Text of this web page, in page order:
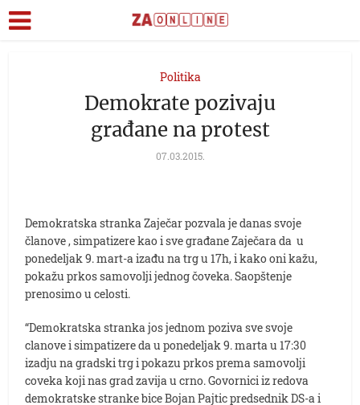
Politika
Demokrate pozivaju
građane na protest
07.03.2015.
Demokratska stranka Zaječar pozvala je danas svoje
članove , simpatizere kao i sve građane Zaječara da u
ponedeljak 9. mart-a izađu na trg u 17h, i kako oni kažu,
pokažu prkos samovolji jednog čoveka. Saopštenje
prenosimo u celosti.
“Demokratska stranka jos jednom poziva sve svoje
clanove i simpatizere da u ponedeljak 9. marta u 17:30
izadju na gradski trg i pokazu prkos prema samovolji
coveka koji nas grad zavija u crno. Govornici iz redova
demokratske stranke bice Bojan Pajtic predsednik DS-a i